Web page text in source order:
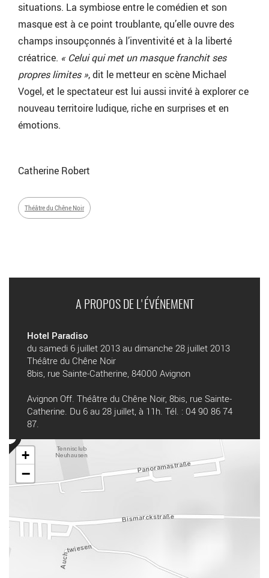
situations. La symbiose entre le comédien et son
masque est à ce point troublante, qu’elle ouvre des
champs insoupçonnés à l’inventivité et à la liberté
créatrice. « Celui qui met un masque franchit ses
propres limites », dit le metteur en scène Michael
Vogel, et le spectateur est lui aussi invité à explorer ce
nouveau territoire ludique, riche en surprises et en
émotions.
Catherine Robert
Théâtre du Chêne Noir
A PROPOS DE L'ÉVÉNEMENT
Hotel Paradiso
du samedi 6 juillet 2013 au dimanche 28 juillet 2013
Théâtre du Chêne Noir
8bis, rue Sainte-Catherine, 84000 Avignon
Avignon Off. Théâtre du Chêne Noir, 8bis, rue Sainte-
Catherine. Du 6 au 28 juillet, à 11h. Tél. : 04 90 86 74
87.
+
−